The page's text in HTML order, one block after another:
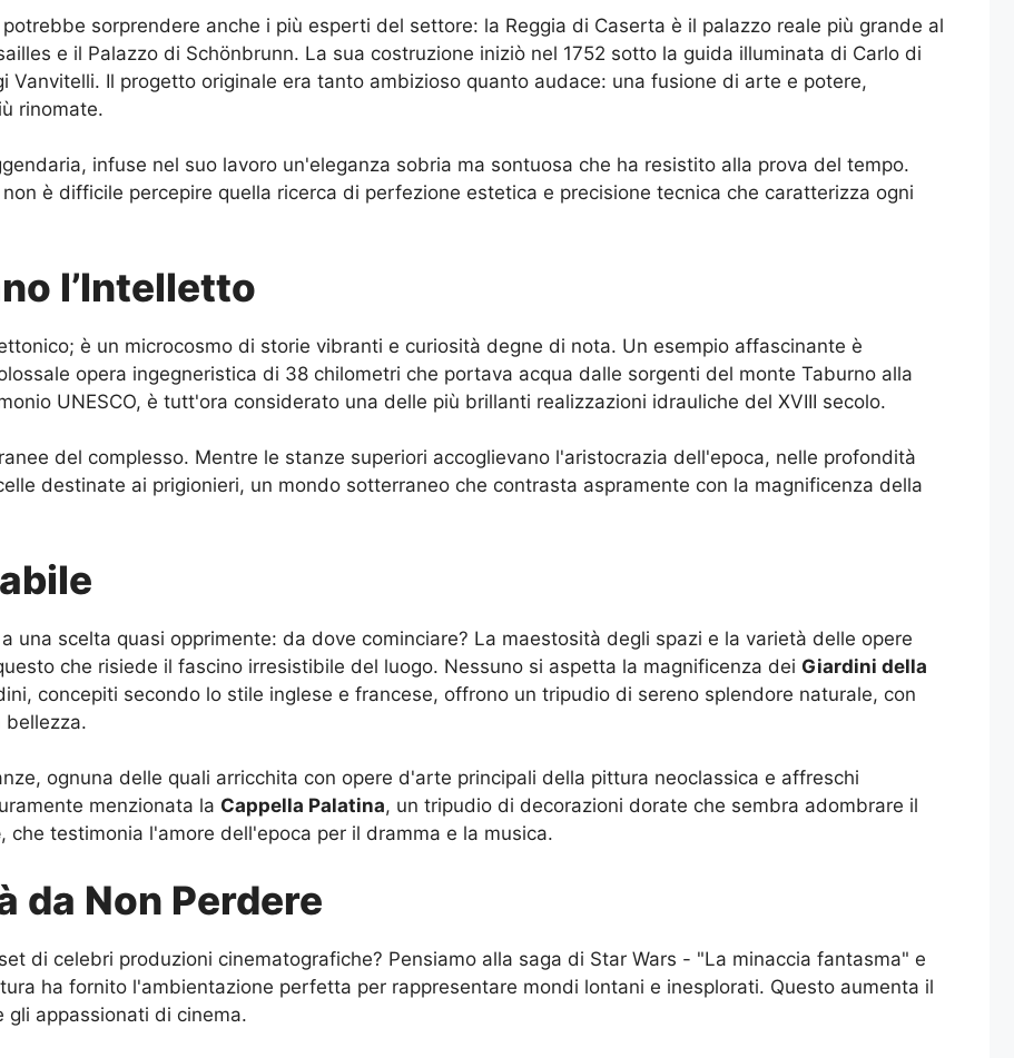
sorprendere anche i più esperti del settore: la Reggia di Caserta è il palazzo reale più grande al
e il Palazzo di Schönbrunn. La sua costruzione iniziò nel 1752 sotto la guida illuminata di Carlo di
Vanvitelli. Il progetto originale era tanto ambizioso quanto audace: una fusione di arte e potere,
rinomate.
infuse nel suo lavoro un'eleganza sobria ma sontuosa che ha resistito alla prova del tempo.
è difficile percepire quella ricerca di perfezione estetica e precisione tecnica che caratterizza ogni
l’Intelletto
è un microcosmo di storie vibranti e curiosità degne di nota. Un esempio affascinante è
opera ingegneristica di 38 chilometri che portava acqua dalle sorgenti del monte Taburno alla
UNESCO, è tutt'ora considerato una delle più brillanti realizzazioni idrauliche del XVIII secolo.
del complesso. Mentre le stanze superiori accoglievano l'aristocrazia dell'epoca, nelle profondità
destinate ai prigionieri, un mondo sotterraneo che contrasta aspramente con la magnificenza della
una scelta quasi opprimente: da dove cominciare? La maestosità degli spazi e la varietà delle opere
che risiede il fascino irresistibile del luogo. Nessuno si aspetta la magnificenza dei Giardini della
concepiti secondo lo stile inglese e francese, offrono un tripudio di sereno splendore naturale, con
bellezza.
ognuna delle quali arricchita con opere d'arte principali della pittura neoclassica e affreschi
menzionata la Cappella Palatina, un tripudio di decorazioni dorate che sembra adombrare il
, che testimonia l'amore dell'epoca per il dramma e la musica.
da Non Perdere
di celebri produzioni cinematografiche? Pensiamo alla saga di Star Wars - "La minaccia fantasma" e
ha fornito l'ambientazione perfetta per rappresentare mondi lontani e inesplorati. Questo aumenta il
gli appassionati di cinema.